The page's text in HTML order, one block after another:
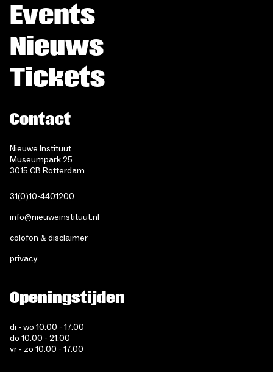
Events
Nieuws
Tickets
Contact
Nieuwe Instituut
Museumpark 25
3015 CB Rotterdam
31(0)10-4401200
info@nieuweinstituut.nl
colofon & disclaimer
privacy
Openingstijden
di - wo 10.00 - 17.00
do 10.00 - 21.00
vr - zo 10.00 - 17.00